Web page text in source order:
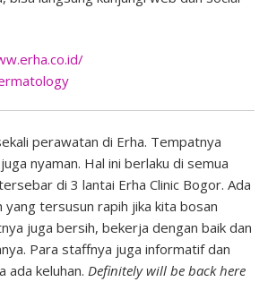
perawatan di Erha. Tempatnya
nyaman. Hal ini berlaku di semua
di 3 lantai Erha Clinic Bogor. Ada
yang tersusun rapih jika kita bosan
juga bersih, bekerja dengan baik dan
Para staffnya juga informatif dan
ada keluhan. Definitely will be back here